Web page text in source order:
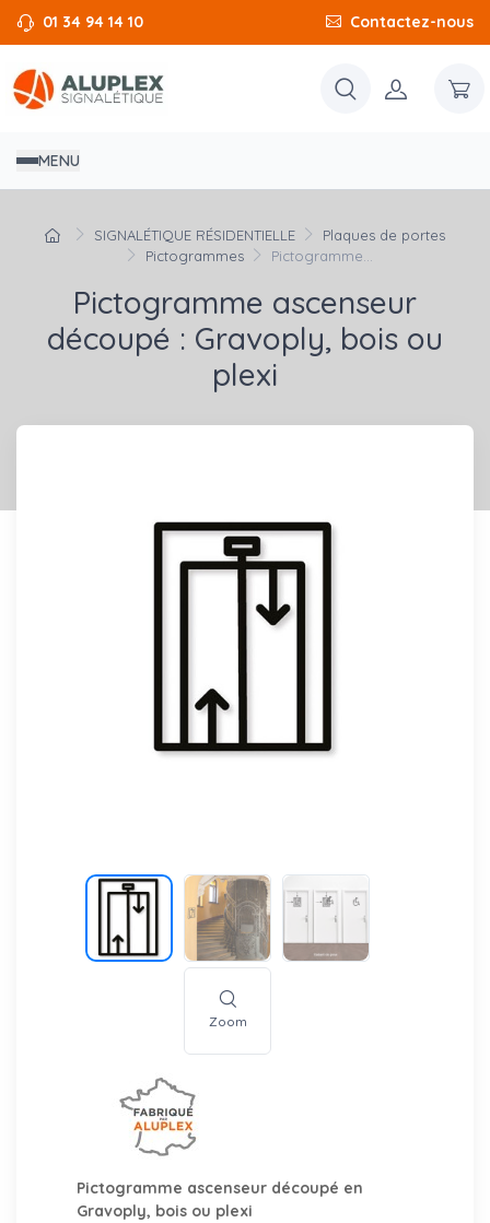
01 34 94 14 10 Contactez-nous
MENU
SIGNALÉTIQUE RÉSIDENTIELLE
Plaques de portes
Pictogrammes
Pictogramme...
Pictogramme ascenseur
découpé : Gravoply, bois ou
plexi
Zoom
Pictogramme ascenseur découpé en
Gravoply, bois ou plexi